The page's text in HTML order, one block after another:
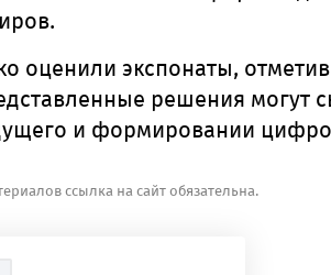
оценили экспонаты,
решения могут
и формировании
ссылка на сайт обязательна.